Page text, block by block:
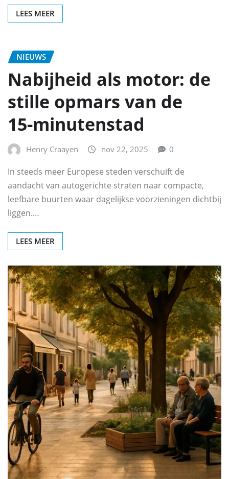
LEES MEER
NIEUWS
Nabijheid als motor: de
stille opmars van de
15‑minutenstad
Henry Craayen nov 22, 2025 0
In steeds meer Europese steden verschuift de
aandacht van autogerichte straten naar compacte,
leefbare buurten waar dagelijkse voorzieningen dichtbij
liggen.…
LEES MEER